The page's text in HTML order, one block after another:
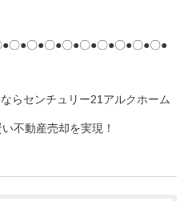
〇●〇●〇●〇●〇●〇●〇●〇●〇●
らセンチュリー21アルクホーム
不動産売却を実現！